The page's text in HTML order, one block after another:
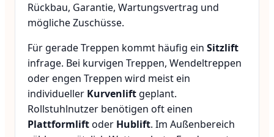
Rückbau, Garantie, Wartungsvertrag und
mögliche Zuschüsse.
Für gerade Treppen kommt häufig ein Sitzlift
infrage. Bei kurvigen Treppen, Wendeltreppen
oder engen Treppen wird meist ein
individueller Kurvenlift geplant.
Rollstuhlnutzer benötigen oft einen
Plattformliftoder Hublift. Im Außenbereich